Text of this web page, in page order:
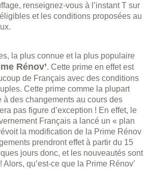
renseignez-vous à l’instant T sur
et les conditions proposées au
la plus connue et la plus populaire
Rénov’. Cette prime en effet est
de Français avec des conditions
Cette prime comme la plupart
à des changements au cours des
pas figure d’exception ! En effet, le
Français a lancé un « plan
la modification de la Prime Rénov
prendront effet à partir du 15
jours donc, et les nouveautés sont
qu’est-ce que la Prime Rénov’